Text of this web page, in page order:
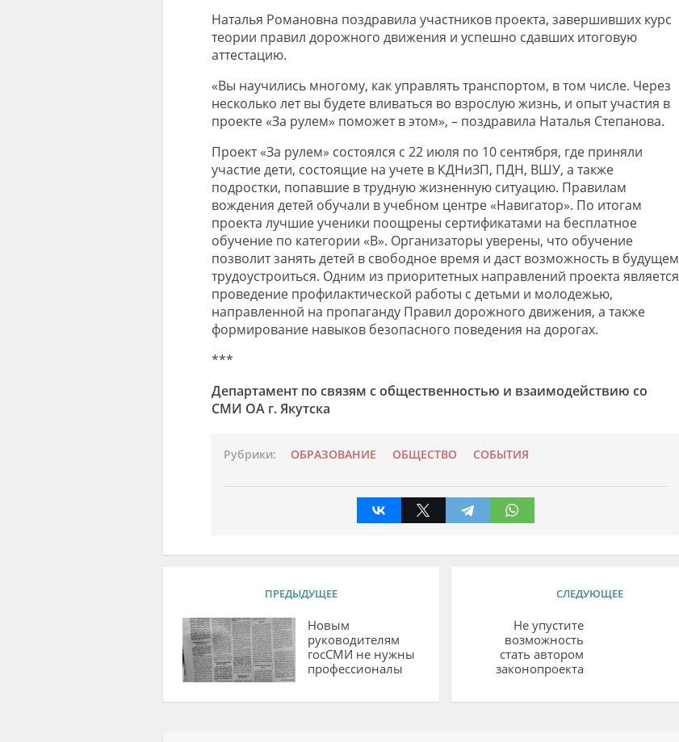
Наталья Романовна поздравила участников проекта, завершивших курс
теории правил дорожного движения и успешно сдавших итоговую
аттестацию.
«Вы научились многому, как управлять транспортом, в том числе. Через
несколько лет вы будете вливаться во взрослую жизнь, и опыт участия в
проекте «За рулем» поможет в этом», – поздравила Наталья Степанова.
Проект «За рулем» состоялся с 22 июля по 10 сентября, где приняли
участие дети, состоящие на учете в КДНиЗП, ПДН, ВШУ, а также
подростки, попавшие в трудную жизненную ситуацию. Правилам
вождения детей обучали в учебном центре «Навигатор». По итогам
проекта лучшие ученики поощрены сертификатами на бесплатное
обучение по категории «В». Организаторы уверены, что обучение
позволит занять детей в свободное время и даст возможность в будущем
трудоустроиться. Одним из приоритетных направлений проекта является
проведение профилактической работы с детьми и молодежью,
направленной на пропаганду Правил дорожного движения, а также
формирование навыков безопасного поведения на дорогах.
***
Департамент по связям с общественностью и взаимодействию со
СМИ ОА г. Якутска
Рубрики: ОБРАЗОВАНИЕ ОБЩЕСТВО СОБЫТИЯ
ПРЕДЫДУЩЕЕ
Новым
руководителям
госСМИ не нужны
профессионалы
СЛЕДУЮЩЕЕ
Не упустите
возможность
стать автором
законопроекта